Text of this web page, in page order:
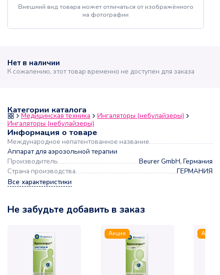
Внешний вид товара может отличаться от изображённого
на фотографии
Категории каталога
Медицинская техника
Ингаляторы (небулайзеры)
Ингаляторы (небулайзеры)
Информация о товаре
Международное непатентованное название
Аппарат для аэрозольной терапии
Производитель
Beurer GmbH, Германия
Страна производства
ГЕРМАНИЯ
Все характеристики
Не забудьте добавить в заказ
Акция Акция
Нет в наличии
К сожалению, этот товар временно не доступен для заказа